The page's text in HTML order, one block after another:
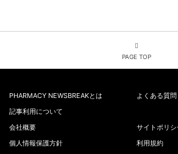
PAGE TOP
PHARMACY NEWSBREAKとは
よくある質問
記事利用について
会社概要
サイトポリシ
個人情報保護方針
利用規約